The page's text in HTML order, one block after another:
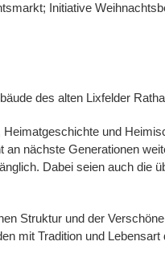
Initiative
des alten Lixfelder
und
nächste Generationen
Dabei seien auch die
Struktur und der
mit Tradition und Lebensart